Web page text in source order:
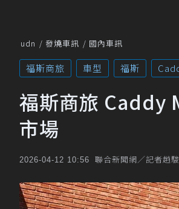
udn 發燒車訊 國內車訊
福斯商旅 車型 福斯
福斯商旅 Caddy
市場
2026-04-12 10:56 聯合新聞網／記者趙